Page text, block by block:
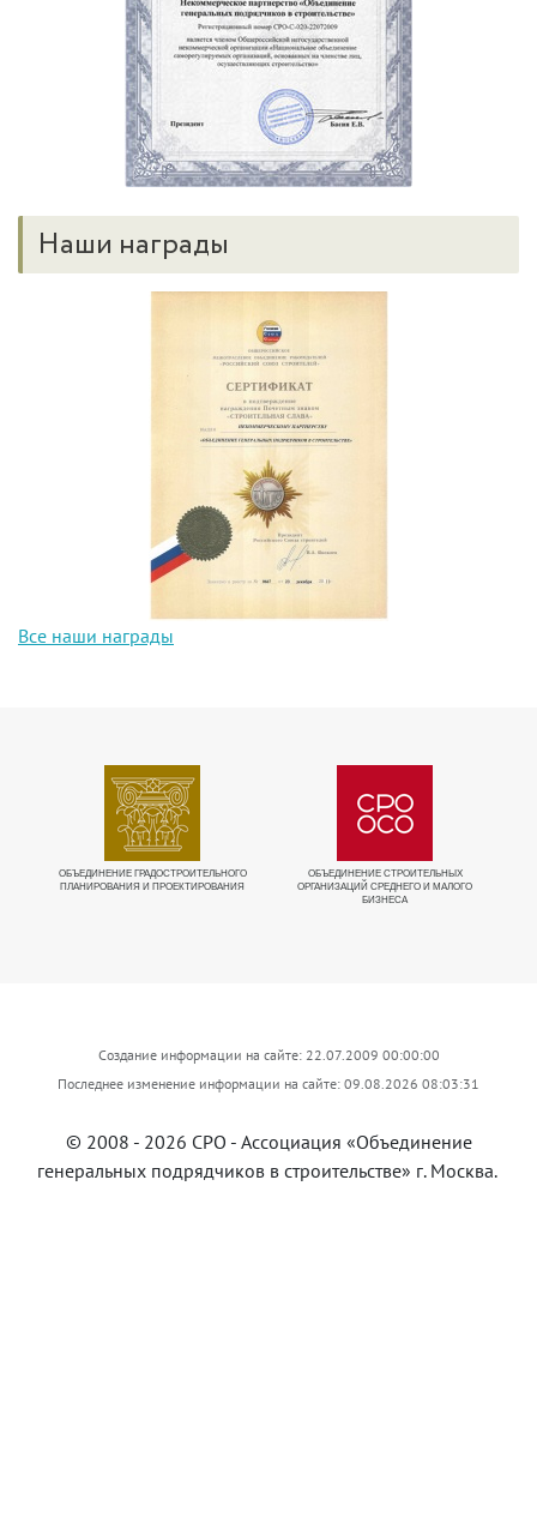
Наши награды
Все наши награды
ОБЪЕДИНЕНИЕ ГРАДОСТРОИТЕЛЬНОГО
ПЛАНИРОВАНИЯ И ПРОЕКТИРОВАНИЯ
ОБЪЕДИНЕНИЕ СТРОИТЕЛЬНЫХ
ОРГАНИЗАЦИЙ СРЕДНЕГО И МАЛОГО
БИЗНЕСА
Создание информации на сайте: 22.07.2009 00:00:00
Последнее изменение информации на сайте: 09.08.2026 08:03:31
© 2008 - 2026 СРО - Ассоциация «Объединение
генеральных подрядчиков в строительстве» г. Москва.